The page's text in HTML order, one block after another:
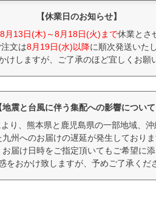
【休業日のお知らせ】
8月13日(木)～8月18日(火)まで休業とさ
文は8月19日(水)以降に順次発送いた
けしますが、ご了承のほど宜しくお願
地震と台風に伴う集配への影響について
り、熊本県と鹿児島県の一部地域、沖
九州へのお届けの遅延が発生しておりま
届け日時をご指定頂いてもご希望に添
をおかけ致しますが、予めご了承くだ